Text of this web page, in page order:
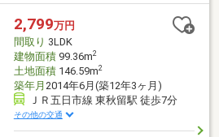
2,799万円
間取り 3LDK
建物面積99.36m2
土地面積146.59m2
築年月 2014年6月(築12年3ヶ月)
ＪＲ五日市線 東秋留駅 徒歩7分
その他の交通